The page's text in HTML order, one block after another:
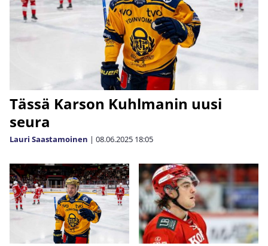
Tässä Karson Kuhlmanin uusi
seura
Lauri Saastamoinen | 08.06.2025 18:05